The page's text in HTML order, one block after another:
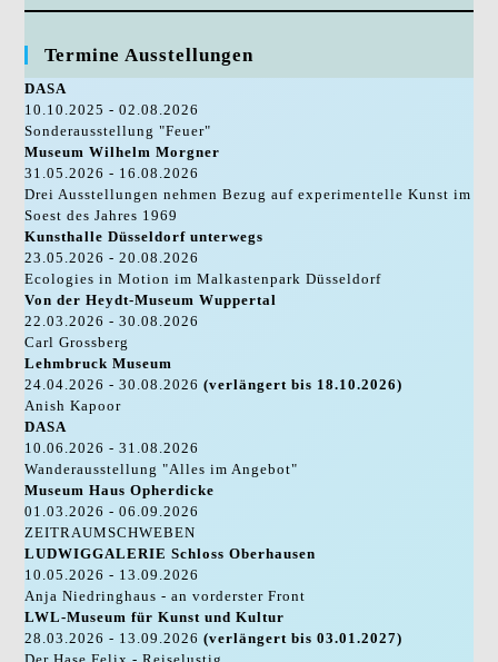
Termine Ausstellungen
DASA
10.10.2025 - 02.08.2026
Sonderausstellung "Feuer"
Museum Wilhelm Morgner
31.05.2026 - 16.08.2026
Drei Ausstellungen nehmen Bezug auf experimentelle Kunst im
Soest des Jahres 1969
Kunsthalle Düsseldorf unterwegs
23.05.2026 - 20.08.2026
Ecologies in Motion im Malkastenpark Düsseldorf
Von der Heydt-Museum Wuppertal
22.03.2026 - 30.08.2026
Carl Grossberg
Lehmbruck Museum
24.04.2026 - 30.08.2026(verlängert bis 18.10.2026)
Anish Kapoor
DASA
10.06.2026 - 31.08.2026
Wanderausstellung "Alles im Angebot"
Museum Haus Opherdicke
01.03.2026 - 06.09.2026
ZEITRAUMSCHWEBEN
LUDWIGGALERIE Schloss Oberhausen
10.05.2026 - 13.09.2026
Anja Niedringhaus - an vorderster Front
LWL-Museum für Kunst und Kultur
28.03.2026 - 13.09.2026(verlängert bis 03.01.2027)